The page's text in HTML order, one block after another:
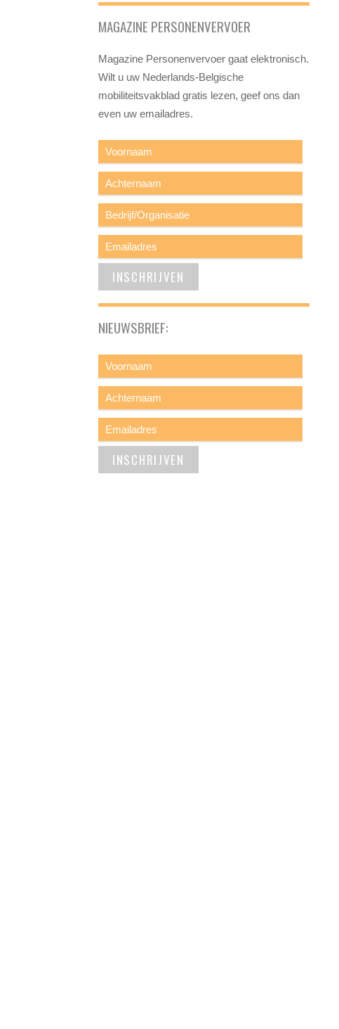
MAGAZINE PERSONENVERVOER
Magazine Personenvervoer gaat elektronisch.
Wilt u uw Nederlands-Belgische
mobiliteitsvakblad gratis lezen, geef ons dan
even uw emailadres.
NIEUWSBRIEF: